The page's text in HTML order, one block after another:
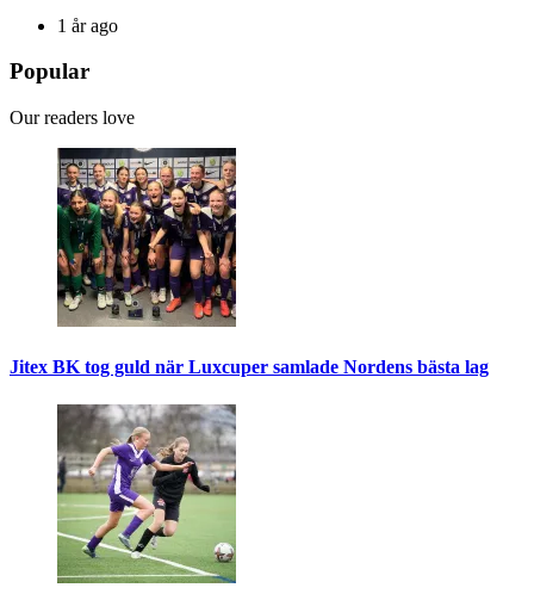
1 år ago
Popular
Our readers love
Jitex BK tog guld när Luxcuper samlade Nordens bästa lag